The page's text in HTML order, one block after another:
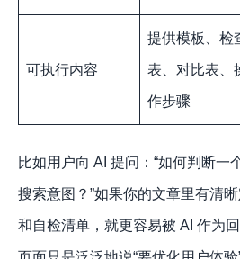
可执行内容
提供模板、检
表、对比表、
作步骤
比如用户向 AI 提问：“如何判断一
搜索意图？”如果你的文章里有清
和自检清单，就更容易被 AI 作为